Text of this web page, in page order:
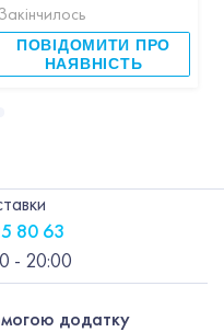
ПОВІДОМИТИ ПРО
НАЯВНІСТЬ
додатку
80 63
- 20:00